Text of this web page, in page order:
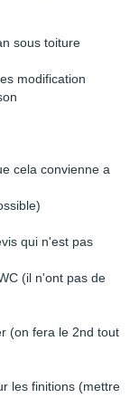
sous toiture
modification
cela convienne a
qui n'est pas
(il n'ont pas de
(on fera le 2nd tout
les finitions (mettre